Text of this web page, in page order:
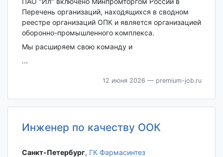
Перечень организаций, находящихся в сводном
реестре организаций ОПК и является организацией
оборонно-промышленного комплекса.
Мы расширяем свою команду и
...
12 июня 2026 — premium-job.ru
Инженер по качеству ООК
Санкт-Петербург‎, ГК Фармасинтез